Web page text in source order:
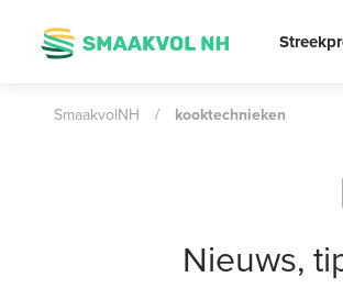
SmaakvolNH / kooktechnieken
Nieuws,